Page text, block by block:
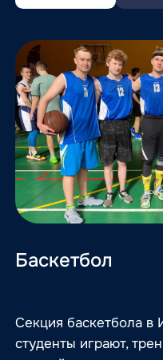
Баскетбол
Секция баскетбола в
студенты играют,